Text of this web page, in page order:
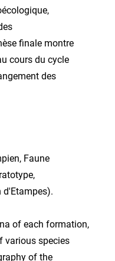
finale montre
cours du cycle
des
Faune
d'Etampes).
of each formation,
various species
of the